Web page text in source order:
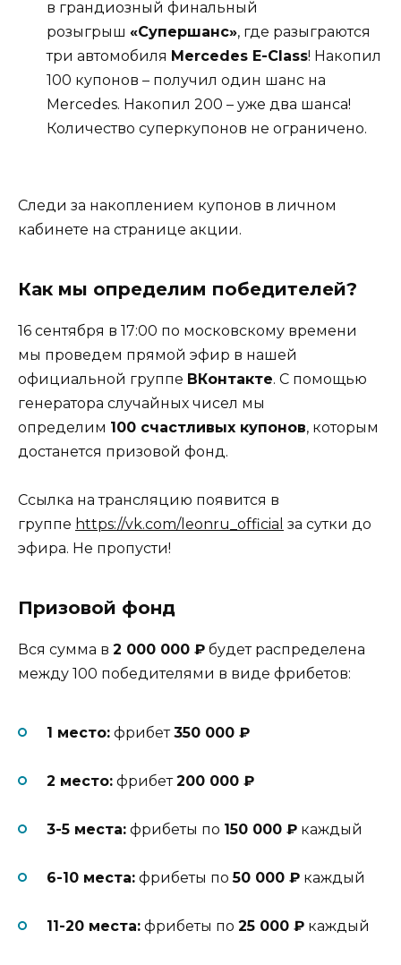
в грандиозный финальный
розыгрыш «Супершанс», где разыграются
три автомобиля Mercedes E-Class! Накопил
100 купонов – получил один шанс на
Mercedes. Накопил 200 – уже два шанса!
Количество суперкупонов не ограничено.
Следи за накоплением купонов в личном
кабинете на странице акции.
Как мы определим победителей?
16 сентября в 17:00 по московскому времени
мы проведем прямой эфир в нашей
официальной группе ВКонтакте. С помощью
генератора случайных чисел мы
определим 100 счастливых купонов, которым
достанется призовой фонд.
Ссылка на трансляцию появится в
группе https://vk.com/leonru_official за сутки до
эфира. Не пропусти!
Призовой фонд
Вся сумма в 2 000 000 ₽ будет распределена
между 100 победителями в виде фрибетов:
1 место: фрибет350 000 ₽
2 место: фрибет200 000 ₽
3-5 места: фрибеты по 150 000 ₽ каждый
6-10 места: фрибеты по50 000 ₽ каждый
11-20 места: фрибеты по 25 000 ₽ каждый